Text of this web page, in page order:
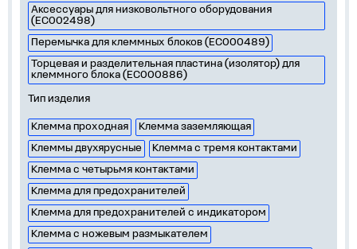
Аксессуары для низковольтного оборудования
(EC002498)
Перемычка для клеммных блоков (EC000489)
Торцевая и разделительная пластина (изолятор) для
клеммного блока (EC000886)
Тип изделия
Клемма проходная
Клемма заземляющая
Клеммы двухярусные
Клемма с тремя контактами
Клемма с четырьмя контактами
Клемма для предохранителей
Клемма для предохранителей с индикатором
Клемма с ножевым размыкателем